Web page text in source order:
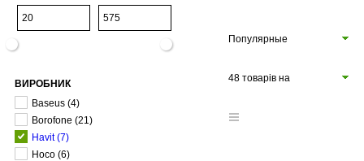
ВИРОБНИК
Baseus (4)
Borofone (21)
Havit (7)
Hoco (6)
Популярные
48 товарів на